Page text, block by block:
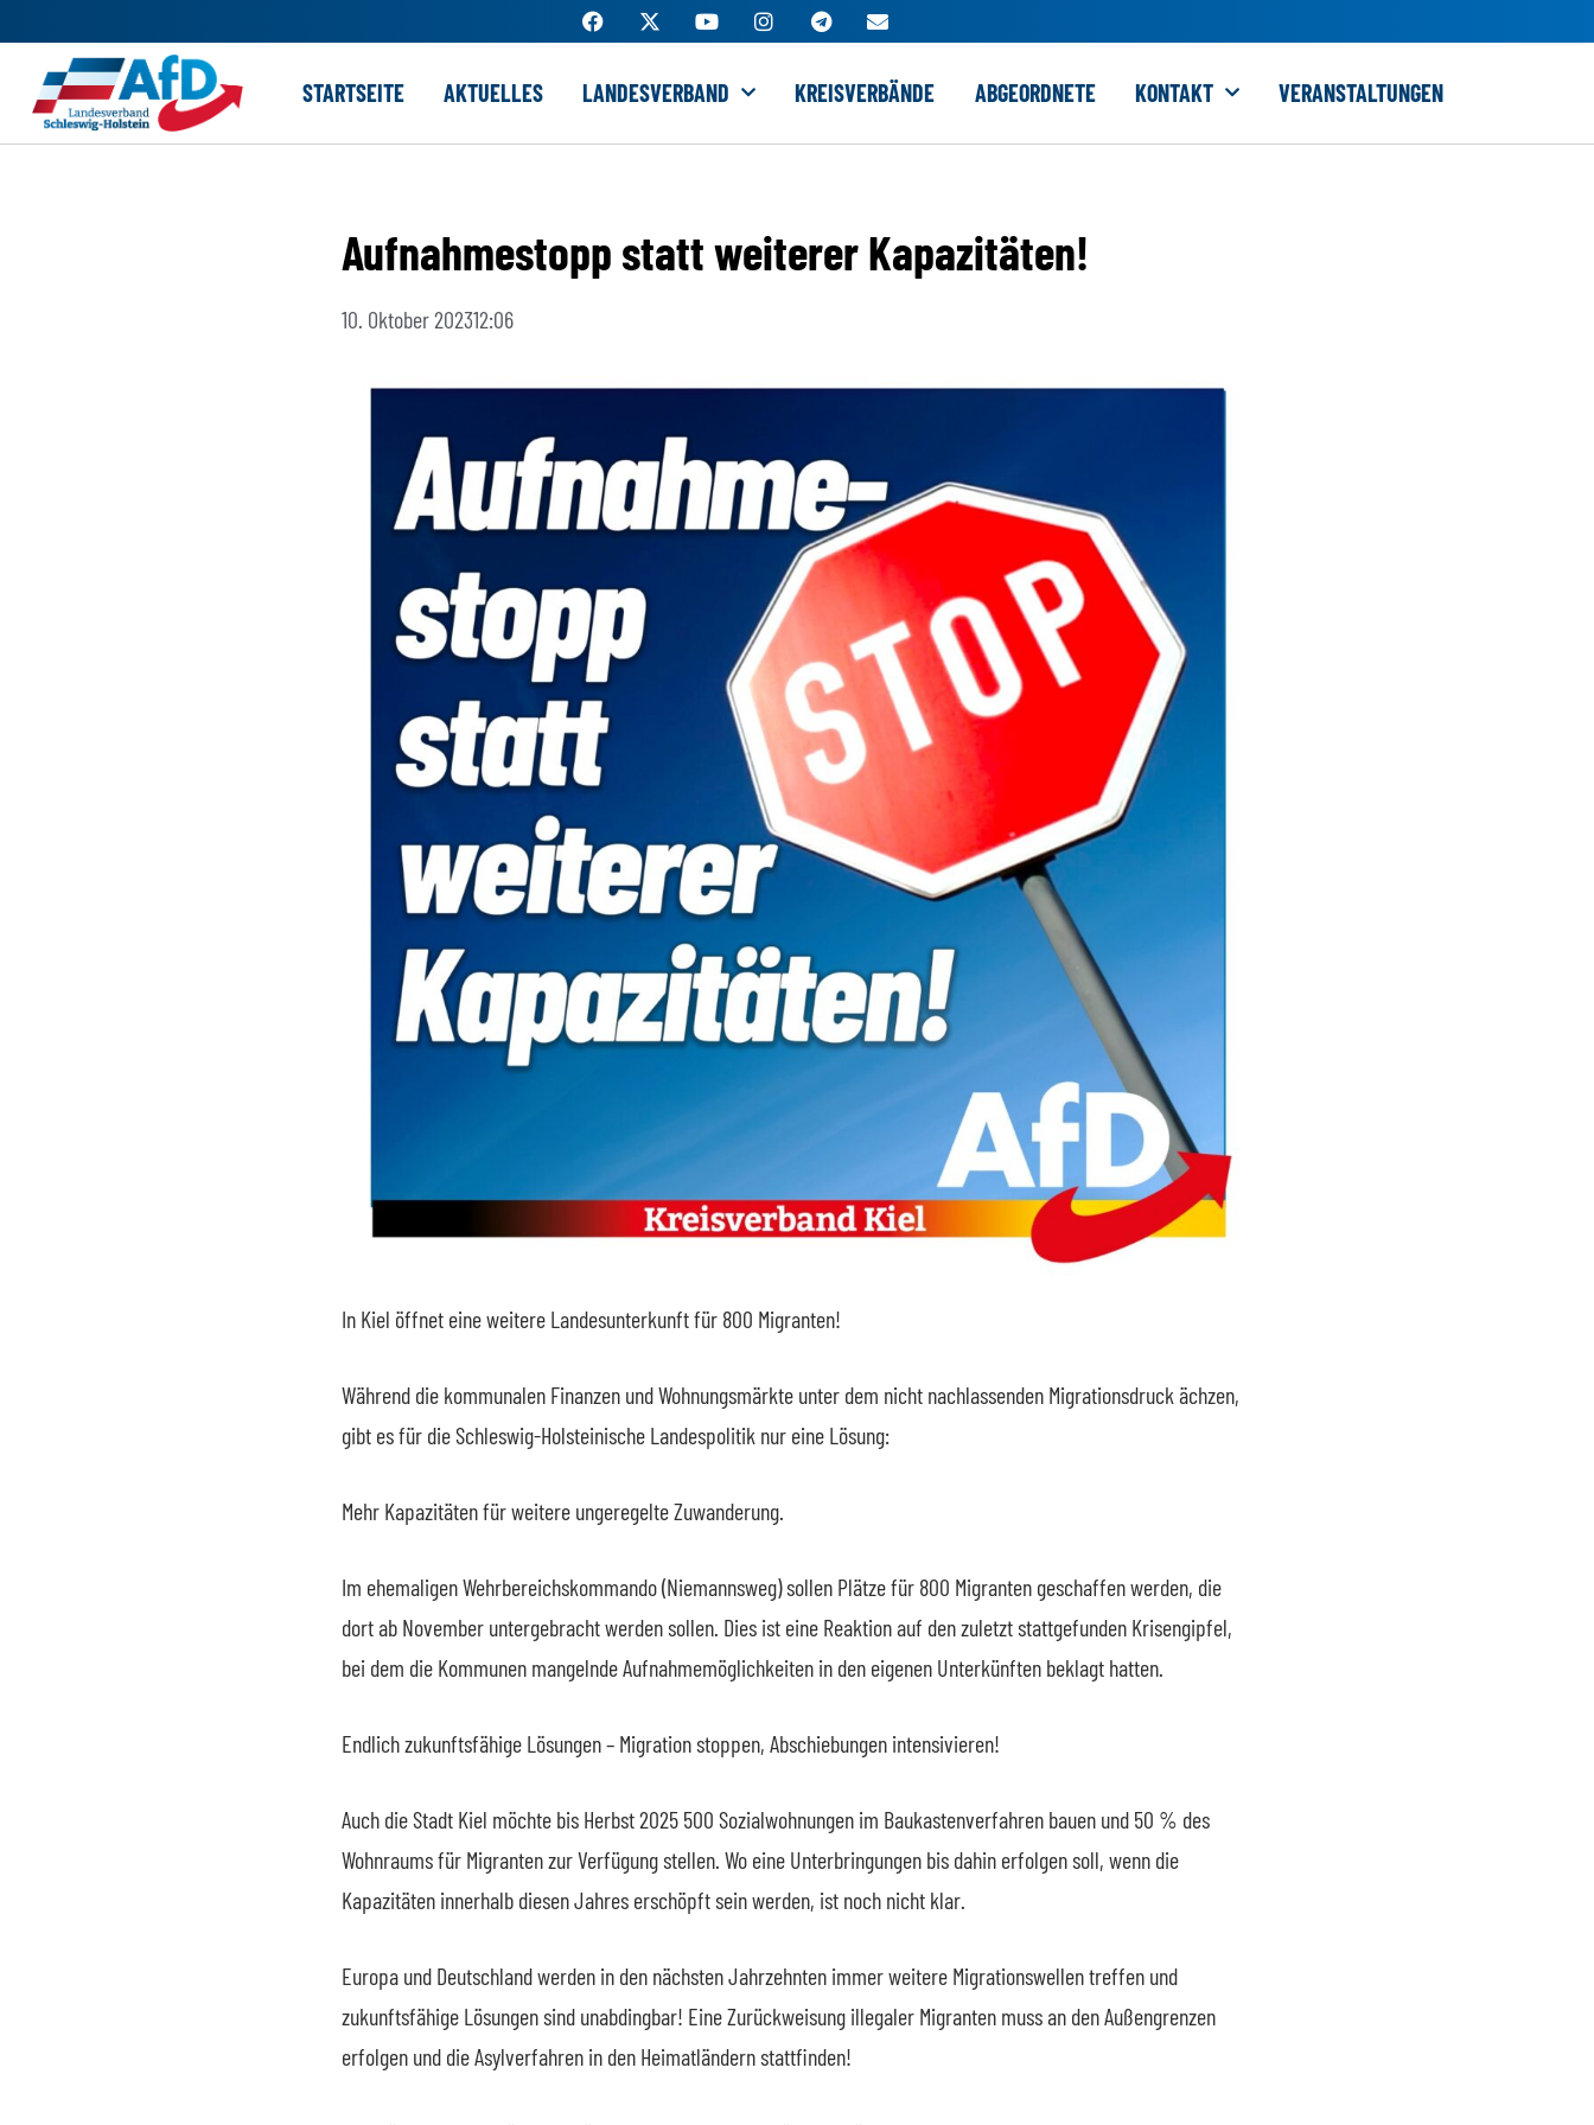
Inhalt
springen
STARTSEITE AKTUELLES LANDESVERBAND KREISVERBÄNDE ABGEORDNETE KONTAKT VERANSTALTUNGEN
Aufnahmestopp statt weiterer Kapazitäten!
10. Oktober 202312:06
In Kiel öffnet eine weitere Landesunterkunft für 800 Migranten!
Während die kommunalen Finanzen und Wohnungsmärkte unter dem nicht nachlassenden Migrationsdruck ächzen,
gibt es für die Schleswig-Holsteinische Landespolitik nur eine Lösung:
Mehr Kapazitäten für weitere ungeregelte Zuwanderung.
Im ehemaligen Wehrbereichskommando (Niemannsweg) sollen Plätze für 800 Migranten geschaffen werden, die
dort ab November untergebracht werden sollen. Dies ist eine Reaktion auf den zuletzt stattgefunden Krisengipfel,
bei dem die Kommunen mangelnde Aufnahmemöglichkeiten in den eigenen Unterkünften beklagt hatten.
Endlich zukunftsfähige Lösungen – Migration stoppen, Abschiebungen intensivieren!
Auch die Stadt Kiel möchte bis Herbst 2025 500 Sozialwohnungen im Baukastenverfahren bauen und 50 % des
Wohnraums für Migranten zur Verfügung stellen. Wo eine Unterbringungen bis dahin erfolgen soll, wenn die
Kapazitäten innerhalb diesen Jahres erschöpft sein werden, ist noch nicht klar.
Europa und Deutschland werden in den nächsten Jahrzehnten immer weitere Migrationswellen treffen und
zukunftsfähige Lösungen sind unabdingbar! Eine Zurückweisung illegaler Migranten muss an den Außengrenzen
erfolgen und die Asylverfahren in den Heimatländern stattfinden!